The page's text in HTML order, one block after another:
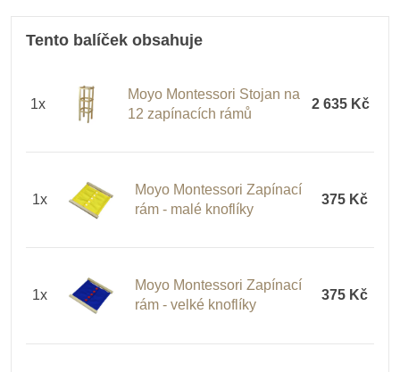
Tento balíček obsahuje
1x
Moyo Montessori Stojan na
12 zapínacích rámů
2 635 Kč
1x
Moyo Montessori Zapínací
rám - malé knoflíky
375 Kč
1x
Moyo Montessori Zapínací
rám - velké knoflíky
375 Kč